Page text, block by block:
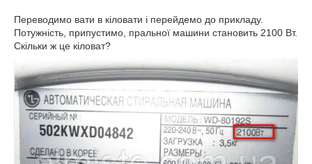
Переводимо вати в кіловати і перейдемо до прикладу.
Потужність, припустимо, пральної машини становить 2100 Вт.
Скільки ж це кіловат?